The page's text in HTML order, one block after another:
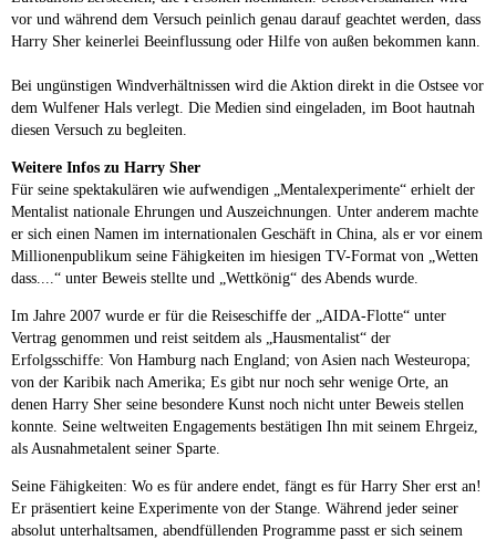
vor und während dem Versuch peinlich genau darauf geachtet werden, dass
Harry Sher keinerlei Beeinflussung oder Hilfe von außen bekommen kann.
Bei ungünstigen Windverhältnissen wird die Aktion direkt in die Ostsee vor
dem Wulfener Hals verlegt. Die Medien sind eingeladen, im Boot hautnah
diesen Versuch zu begleiten.
Weitere Infos zu Harry Sher
Für seine spektakulären wie aufwendigen „Mentalexperimente“ erhielt der
Mentalist nationale Ehrungen und Auszeichnungen. Unter anderem machte
er sich einen Namen im internationalen Geschäft in China, als er vor einem
Millionenpublikum seine Fähigkeiten im hiesigen TV-Format von „Wetten
dass....“ unter Beweis stellte und „Wettkönig“ des Abends wurde.
Im Jahre 2007 wurde er für die Reiseschiffe der „AIDA-Flotte“ unter
Vertrag genommen und reist seitdem als „Hausmentalist“ der
Erfolgsschiffe: Von Hamburg nach England; von Asien nach Westeuropa;
von der Karibik nach Amerika; Es gibt nur noch sehr wenige Orte, an
denen Harry Sher seine besondere Kunst noch nicht unter Beweis stellen
konnte. Seine weltweiten Engagements bestätigen Ihn mit seinem Ehrgeiz,
als Ausnahmetalent seiner Sparte.
Seine Fähigkeiten: Wo es für andere endet, fängt es für Harry Sher erst an!
Er präsentiert keine Experimente von der Stange. Während jeder seiner
absolut unterhaltsamen, abendfüllenden Programme passt er sich seinem